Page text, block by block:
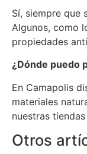
Sí, siempre que
Algunos, como
propiedades
¿Dónde puedo
En Camapolis
materiales
nuestras
Otros